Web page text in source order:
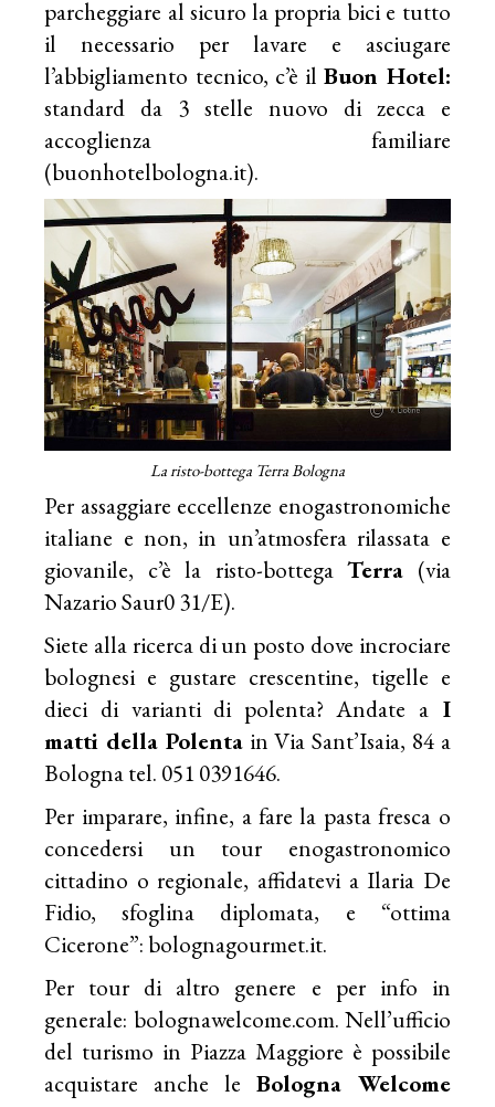
parcheggiare al sicuro la propria bici e tutto
il necessario per lavare e asciugare
l’abbigliamento tecnico, c’è ilBuon Hotel:
standard da 3 stelle nuovo di zecca e
accoglienza familiare
(buonhotelbologna.it).
La risto-bottega Terra Bologna
Per assaggiare eccellenze enogastronomiche
italiane e non, in un’atmosfera rilassata e
giovanile, c’è la risto-bottegaTerra (via
Nazario Saur0 31/E).
Siete alla ricerca di un posto dove incrociare
bolognesi e gustare crescentine, tigelle e
dieci di varianti di polenta? Andate a I
matti della Polentain Via Sant’Isaia, 84 a
Bologna tel. 051 0391646.
Per imparare, infine, a fare la pasta fresca o
concedersi un tour enogastronomico
cittadino o regionale, affidatevi a Ilaria De
Fidio, sfoglina diplomata, e “ottima
Cicerone”: bolognagourmet.it.
Per tour di altro genere e per info in
generale: bolognawelcome.com. Nell’ufficio
del turismo in Piazza Maggiore è possibile
acquistare anche le Bologna Welcome